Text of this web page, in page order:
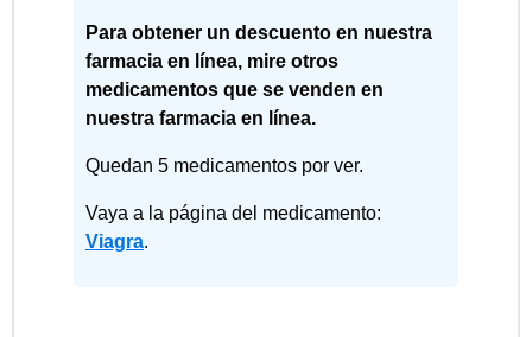
Para obtener un descuento en nuestra
farmacia en línea, mire otros
medicamentos que se venden en
nuestra farmacia en línea.
Quedan 5 medicamentos por ver.
Vaya a la página del medicamento:
Viagra.